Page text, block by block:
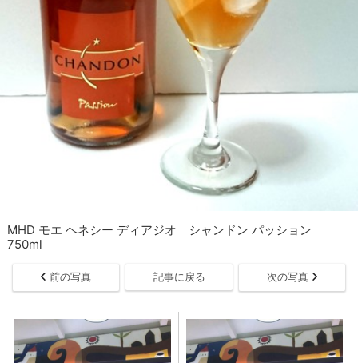
MHD モエ ヘネシー ディアジオ シャンドン パッション
750ml
前の写真 記事に戻る 次の写真